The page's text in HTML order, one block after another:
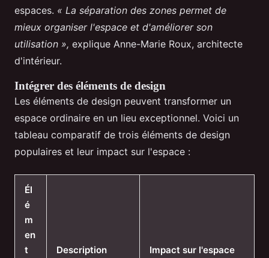
espaces. « La séparation des zones permet de
mieux organiser l'espace et d'améliorer son
utilisation », explique Anne-Marie Roux, architecte
d'intérieur.
Intégrer des éléments de design
Les éléments de design peuvent transformer un
espace ordinaire en un lieu exceptionnel. Voici un
tableau comparatif de trois éléments de design
populaires et leur impact sur l'espace :
Él
é
m
en
t
Description Impact sur l'espace